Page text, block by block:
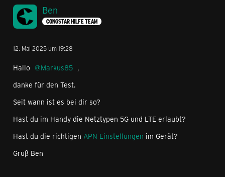
Ben
CONGSTAR HILFE TEAM
12. Mai 2025 um 19:28
Hallo Markus85 ,
danke für den Test.
Seit wann ist es bei dir so?
Hast du im Handy die Netztypen 5G und LTE erlaubt?
Hast du die richtigen APN Einstellungen im Gerät?
Gruß Ben